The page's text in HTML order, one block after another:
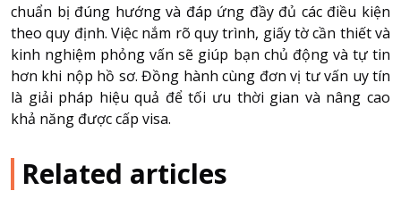
chuẩn bị đúng hướng và đáp ứng đầy đủ các điều kiện
theo quy định. Việc nắm rõ quy trình, giấy tờ cần thiết và
kinh nghiệm phỏng vấn sẽ giúp bạn chủ động và tự tin
hơn khi nộp hồ sơ. Đồng hành cùng đơn vị tư vấn uy tín
là giải pháp hiệu quả để tối ưu thời gian và nâng cao
khả năng được cấp visa.
Related articles